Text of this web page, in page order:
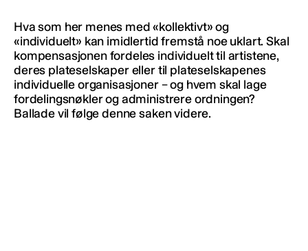
Hva som her menes med «kollektivt» og
«individuelt» kan imidlertid fremstå noe uklart. Skal
kompensasjonen fordeles individuelt til artistene,
deres plateselskaper eller til plateselskapenes
individuelle organisasjoner – og hvem skal lage
fordelingsnøkler og administrere ordningen?
Ballade vil følge denne saken videre.